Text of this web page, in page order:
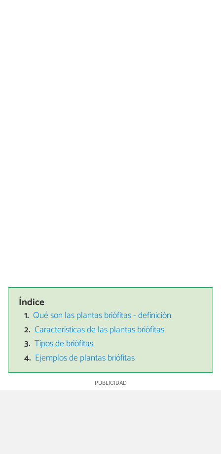
Índice
Qué son las plantas briófitas - definición
Características de las plantas briófitas
Tipos de briófitas
Ejemplos de plantas briófitas